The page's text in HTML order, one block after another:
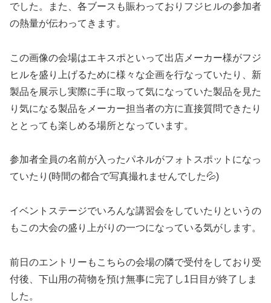
でした。また、各ブースも賑わっておりフジヒルの参加者
の熱量が伝わってきます。
この画像の会場はエキスポといって出店メーカー様がフジ
ヒルを盛り上げるために様々な企画を行なっていたり、新
製品を展示し実際に手に取って気になっていた製品を見た
り気になる製品をメーカー担当者の方に直接質問できたり
ととっても楽しめる場所となっています。
参加者全員の名前が入ったパネルがフォトスポットになっ
ていたり(時間の都合で写真撮れませんでした💦)
イベントステージでいろんな講習会をしていたりというの
もこの大会の盛り上がりの一つになっている気がします。
前日のエントリーもこちらの会場の隣で受付をしており受
付後、下山用の荷物を預け無事に完了し1日目が終了しま
した。